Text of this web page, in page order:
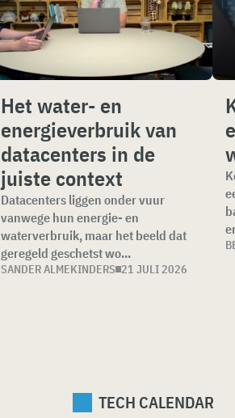
Het water- en
energieverbruik van
datacenters in de
juiste context
Datacenters liggen onder vuur
vanwege hun energie- en
waterverbruik, maar het beeld dat
geregeld geschetst wo...
SANDER ALMEKINDERS 21 JULI 2026
TECH CALENDAR